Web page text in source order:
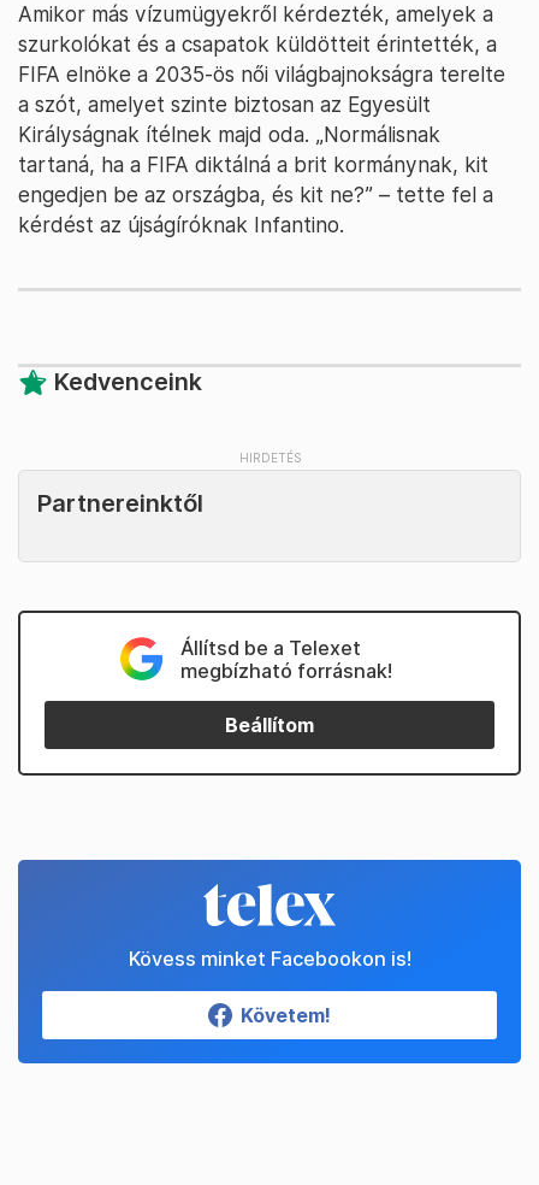
Amikor más vízumügyekről kérdezték, amelyek a
szurkolókat és a csapatok küldötteit érintették, a
FIFA elnöke a 2035-ös női világbajnokságra terelte
a szót, amelyet szinte biztosan az Egyesült
Királyságnak ítélnek majd oda. „Normálisnak
tartaná, ha a FIFA diktálná a brit kormánynak, kit
engedjen be az országba, és kit ne?” – tette fel a
kérdést az újságíróknak Infantino.
Kedvenceink
Partnereinktől
Állítsd be a Telexet
megbízható forrásnak!
Beállítom
Kövess minket Facebookon is!
Követem!